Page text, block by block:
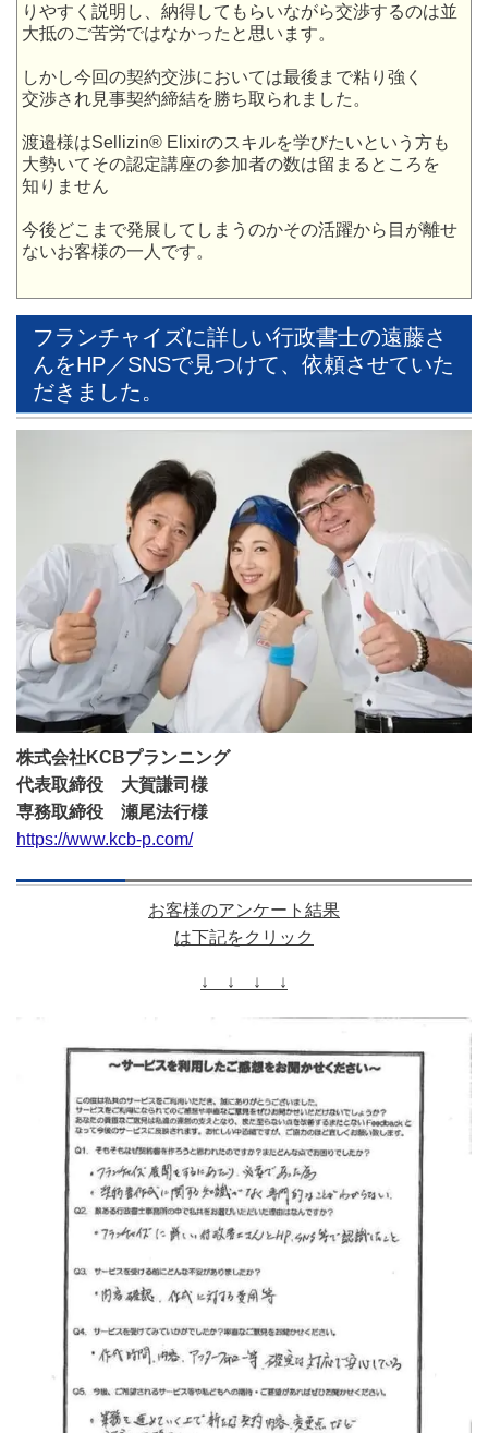
りやすく説明し、納得してもらいながら交渉するのは並
大抵のご苦労ではなかったと思います。
しかし今回の契約交渉においては最後まで粘り強く
交渉され見事契約締結を勝ち取られました。
渡邉様はSellizin® Elixirのスキルを学びたいという方も
大勢いてその認定講座の参加者の数は留まるところを
知りません
今後どこまで発展してしまうのかその活躍から目が離せ
ないお客様の一人です。
フランチャイズに詳しい行政書士の遠藤さ
んをHP／SNSで見つけて、依頼させていた
だきました。
株式会社KCBプランニング
代表取締役 大賀謙司様
専務取締役 瀬尾法行様
https://www.kcb-p.com/
お客様のアンケート結果
は下記をクリック
↓ ↓ ↓ ↓